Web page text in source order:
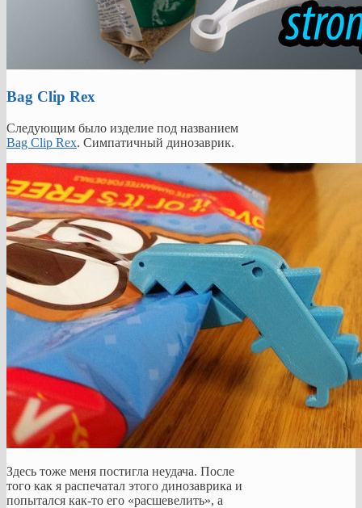
Bag Clip Rex
Следующим было изделие под названием
Bag Clip Rex. Симпатичный динозаврик.
Здесь тоже меня постигла неудача. После
того как я распечатал этого динозаврика и
попытался как-то его «расшевелить», а